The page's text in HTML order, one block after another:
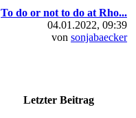
To do or not to do at Rho...
04.01.2022, 09:39
von sonjabaecker
Letzter Beitrag